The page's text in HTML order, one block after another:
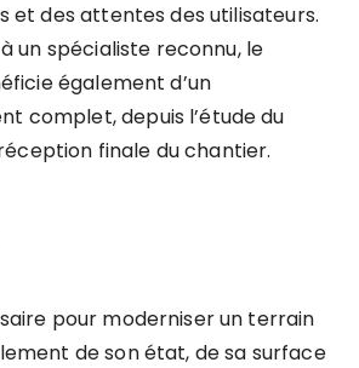
et des attentes des utilisateurs.
un spécialiste reconnu, le
également d’un
complet, depuis l’étude du
finale du chantier.
pour moderniser un terrain
de son état, de sa surface